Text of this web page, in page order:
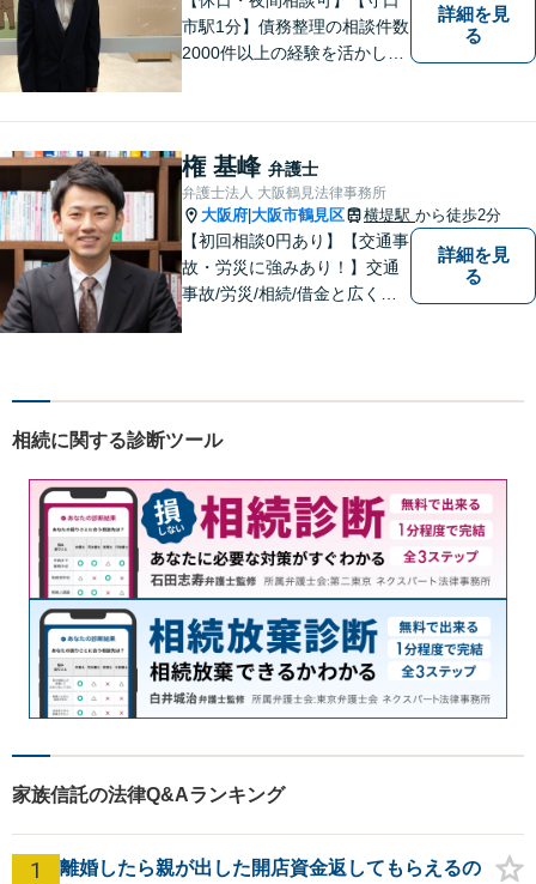
市駅1分】債務整理の相談件数
2000件以上の経験を活かし、
頼者様が不安を抱かないよう
に、わかりやすく的確なアド
バイスを心がけております。
詳細を見
る
権 基峰 弁護士
弁護士法人 大阪鶴見法律事務所
大阪府 大阪市鶴見区 横堤駅 から徒歩2分
【初回相談0円あり】【交通事
故・労災に強みあり！】交通
事故/労災/相続/借金と広く法
にご相談ください。【労災事
の賠償を獲得】
詳細を見
る
相続に関する診断ツール
家族信託の法律Q&Aランキング
1
離婚したら親が出した開店資金返してもらえるの